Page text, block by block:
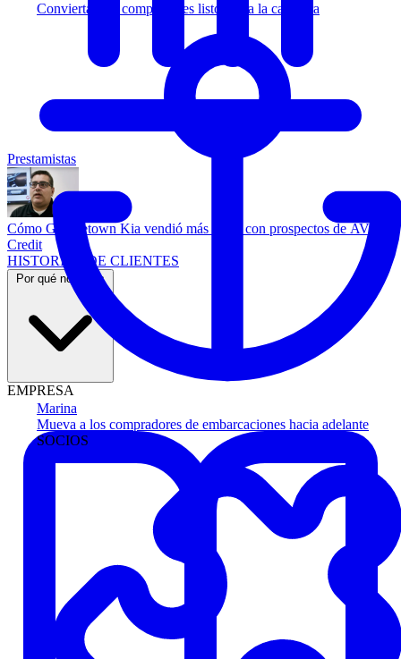
Convierta más compradores listos para la carretera
Marina
Mueva a los compradores de embarcaciones hacia adelante
SOCIOS
Prestamistas
Cómo Georgetown Kia vendió más autos con prospectos de AVA
Credit
HISTORIAS DE CLIENTES
Por qué nosotros
EMPRESA